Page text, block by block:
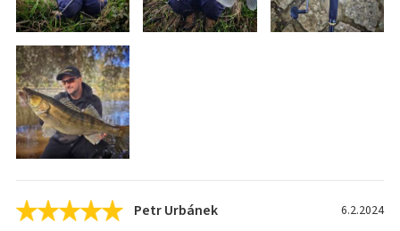
Petr Urbánek 6.2.2024